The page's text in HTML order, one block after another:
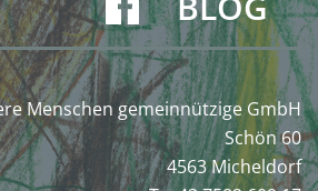
Menschen gemeinnützige GmbH
Schön 60
4563 Micheldorf